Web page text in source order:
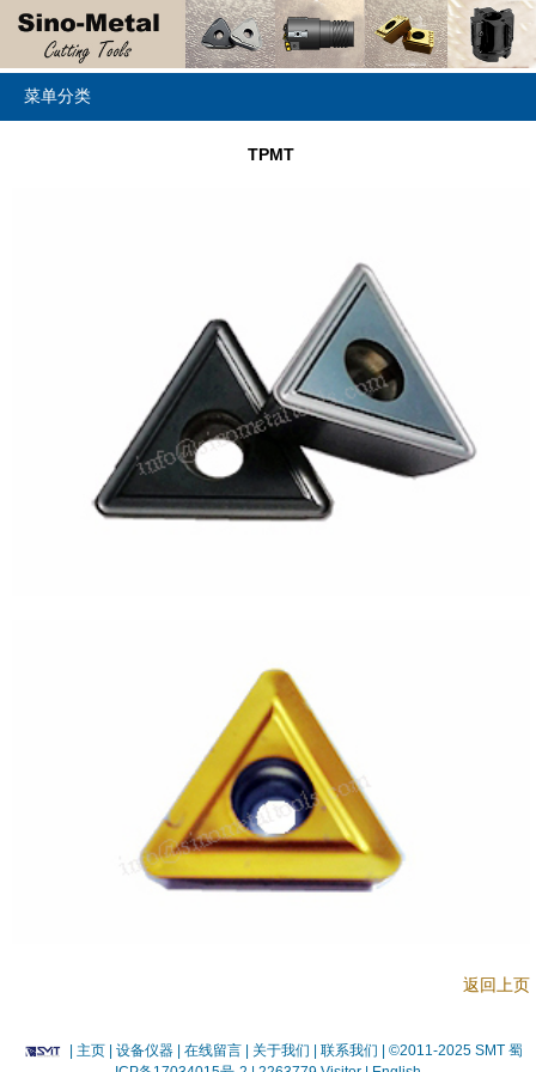
菜单分类
TPMT
返回上页
主页 | 设备仪器 | 在线留言 | 关于我们 | 联系我们 | ©2011-2025 SMT 蜀